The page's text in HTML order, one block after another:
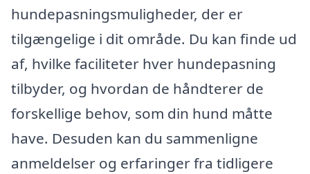
hundepasningsmuligheder, der er
tilgængelige i dit område. Du kan finde ud
af, hvilke faciliteter hver hundepasning
tilbyder, og hvordan de håndterer de
forskellige behov, som din hund måtte
have. Desuden kan du sammenligne
anmeldelser og erfaringer fra tidligere